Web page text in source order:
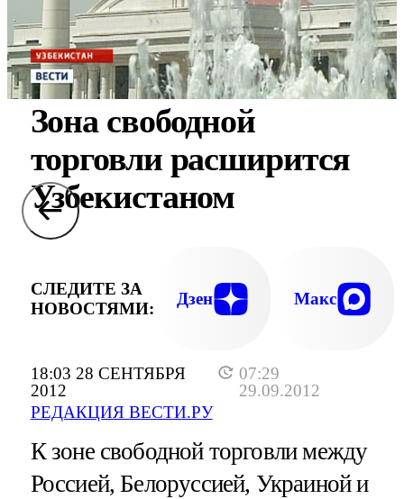
18:03 28 СЕНТЯБРЯ
2012
07:29
29.09.2012
РЕДАКЦИЯ ВЕСТИ.РУ
Зона свободной
торговли расширится
Узбекистаном
СЛЕДИТЕ ЗА
НОВОСТЯМИ:
Дзен Макс
К зоне свободной торговли между
Россией, Белоруссией, Украиной и